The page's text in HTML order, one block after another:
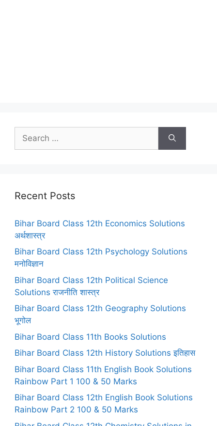
for:
Recent Posts
Bihar Board Class 12th Economics Solutions
अर्थशास्त्र
Bihar Board Class 12th Psychology Solutions
मनोविज्ञान
Bihar Board Class 12th Political Science
Solutions राजनीति शास्त्र
Bihar Board Class 12th Geography Solutions
भूगोल
Bihar Board Class 11th Books Solutions
Bihar Board Class 12th History Solutions इतिहास
Bihar Board Class 11th English Book Solutions
Rainbow Part 1 100 & 50 Marks
Bihar Board Class 12th English Book Solutions
Rainbow Part 2 100 & 50 Marks